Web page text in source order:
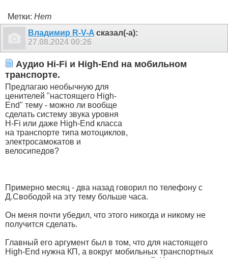
Метки: Нет
Владимир R-V-A сказал(-а):
27.08.2024 00:26
Аудио Hi-Fi и High-End на мобильном
транспорте.
Предлагаю необычную для
ценителей "настоящего High-
End" тему - можно ли вообще
сделать систему звука уровня
H-Fi или даже High-End класса
на транспорте типа мотоциклов,
электросамокатов и
велосипедов?
Примерно месяц - два назад говорил по телефону с
Д.Свободой на эту тему больше часа.
Он меня почти убедил, что этого никогда и никому не
получится сделать.
Главный его аргумент был в том, что для настоящего
High-End нужна КП, а вокруг мобильных транспортных